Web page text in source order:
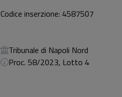
Codice inserzione: 4587507
Tribunale di Napoli Nord
Proc. 58/2023, Lotto 4